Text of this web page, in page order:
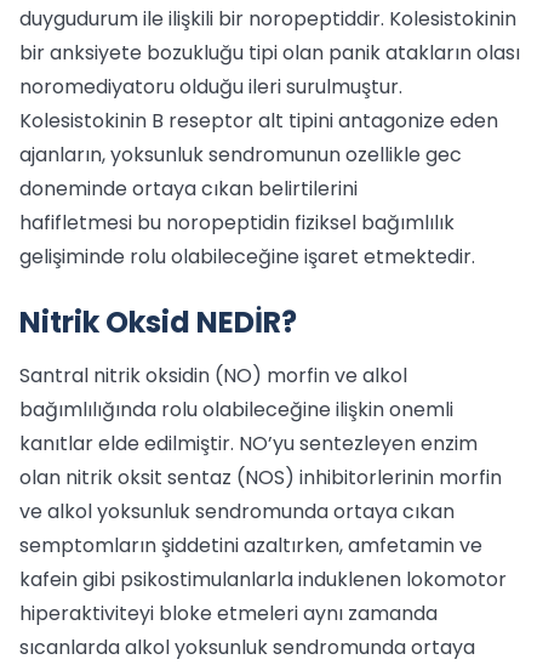
duygudurum ile ilişkili bir noropeptiddir. Kolesistokinin
bir anksiyete bozukluğu tipi olan panik atakların olası
noromediyatoru olduğu ileri surulmuştur.
Kolesistokinin B reseptor alt tipini antagonize eden
ajanların, yoksunluk sendromunun ozellikle gec
doneminde ortaya cıkan belirtilerini
hafifletmesi bu noropeptidin fiziksel bağımlılık
gelişiminde rolu olabileceğine işaret etmektedir.
Nitrik Oksid NEDİR?
Santral nitrik oksidin (NO) morfin ve alkol
bağımlılığında rolu olabileceğine ilişkin onemli
kanıtlar elde edilmiştir. NO’yu sentezleyen enzim
olan nitrik oksit sentaz (NOS) inhibitorlerinin morfin
ve alkol yoksunluk sendromunda ortaya cıkan
semptomların şiddetini azaltırken, amfetamin ve
kafein gibi psikostimulanlarla induklenen lokomotor
hiperaktiviteyi bloke etmeleri aynı zamanda
sıcanlarda alkol yoksunluk sendromunda ortaya